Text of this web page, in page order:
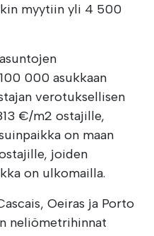
myytiin yli 4 500
000 asukkaan
verotuksellisen
€/m2 ostajille,
on maan
joiden
on ulkomailla.
Oeiras ja Porto
neliömetrihinnat